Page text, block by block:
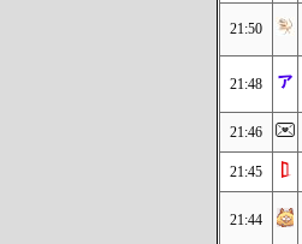
21:50
21:48
21:46
21:45
21:44